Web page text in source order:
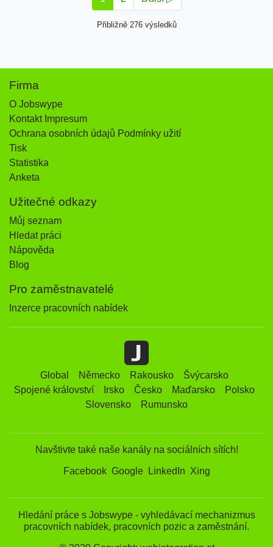
Přibližně 276 výsledků
Firma
O Jobswype
Kontakt Impresum
Ochrana osobních údajů Podmínky užití
Tisk
Statistika
Anketa
Užitečné odkazy
Můj seznam
Hledat práci
Nápověda
Blog
Pro zaměstnavatelé
Inzerce pracovních nabídek
Global Německo Rakousko
Švýcarsko
Spojené království
Irsko Česko Maďarsko
Polsko
Slovensko
Rumunsko
Navštivte také naše kanály na sociálních sítích!
Facebook Google LinkedIn Xing
Hledání práce s Jobswype - vyhledávací mechanizmus
pracovních nabídek, pracovních pozic a zaměstnání.